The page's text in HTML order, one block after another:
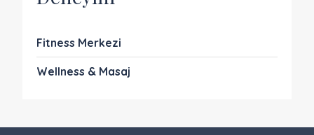
Fitness Merkezi
Wellness & Masaj